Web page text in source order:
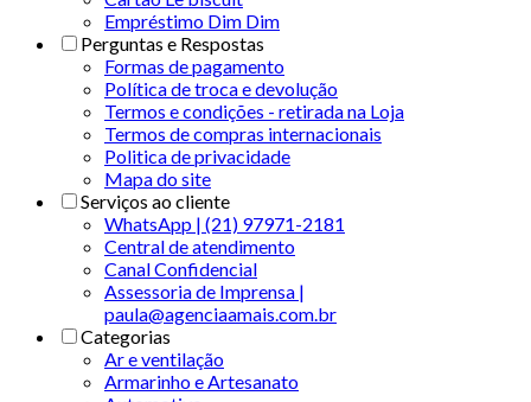
Empréstimo Dim Dim
Perguntas e Respostas
Formas de pagamento
Política de troca e devolução
Termos e condições - retirada na Loja
Termos de compras internacionais
Politica de privacidade
Mapa do site
Serviços ao cliente
WhatsApp | (21) 97971-2181
Central de atendimento
Canal Confidencial
Assessoria de Imprensa |
paula@agenciaamais.com.br
Categorias
Ar e ventilação
Armarinho e Artesanato